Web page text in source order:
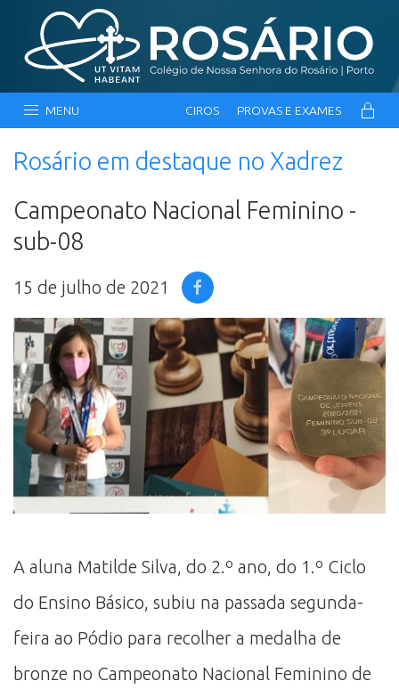
MENU CIROS PROVAS E EXAMES
Rosário em destaque no Xadrez
Campeonato Nacional Feminino -
sub-08
15 de julho de 2021
A aluna Matilde Silva, do 2.º ano, do 1.º Ciclo
do Ensino Básico, subiu na passada segunda-
feira ao Pódio para recolher a medalha de
bronze no Campeonato Nacional Feminino de